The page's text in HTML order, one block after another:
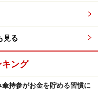
見る
キング
持参がお金を貯める習慣に